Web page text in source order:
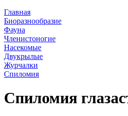
Главная
Биоразнообразие
Фауна
Членистоногие
Насекомые
Двукрылые
Журчалки
Спиломия
Спиломия